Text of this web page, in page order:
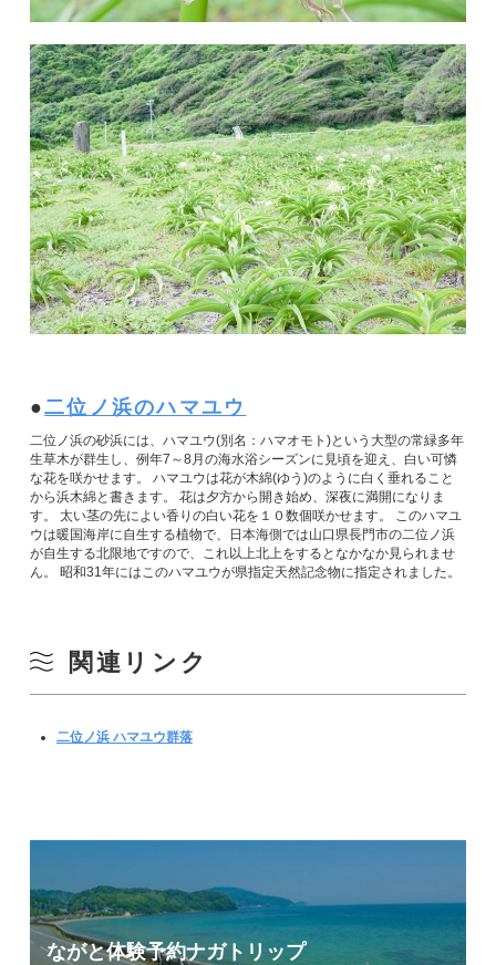
二位ノ浜のハマユウ
二位ノ浜の砂浜には、ハマユウ(別名：ハマオモト)という大型の常緑多年
生草木が群生し、例年7～8月の海水浴シーズンに見頃を迎え、白い可憐
な花を咲かせます。 ハマユウは花が木綿(ゆう)のように白く垂れること
から浜木綿と書きます。 花は夕方から開き始め、深夜に満開になりま
す。 太い茎の先によい香りの白い花を１０数個咲かせます。 このハマユ
ウは暖国海岸に自生する植物で、日本海側では山口県長門市の二位ノ浜
が自生する北限地ですので、これ以上北上をするとなかなか見られませ
ん。 昭和31年にはこのハマユウが県指定天然記念物に指定されました。
関連リンク
二位ノ浜 ハマユウ群落
ながと体験予約ナガトリップ